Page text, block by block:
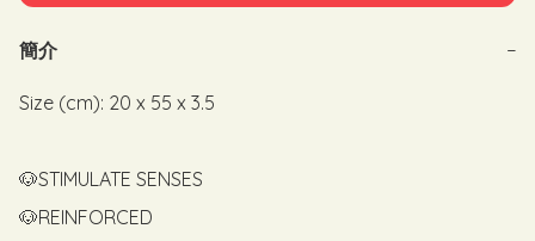
簡介 −
Size (cm): 20 x 55 x 3.5
🐶STIMULATE SENSES
🐶REINFORCED